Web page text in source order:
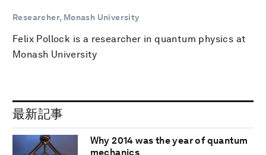
Researcher, Monash University
Felix Pollock is a researcher in quantum physics at
Monash University
最新記事
Why 2014 was the year of quantum
mechanics